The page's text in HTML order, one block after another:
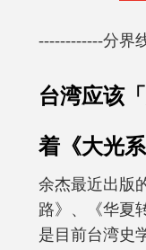
------------分界
台湾应该
着《大光
余杰最近出版
路》、《华夏
是目前台湾史